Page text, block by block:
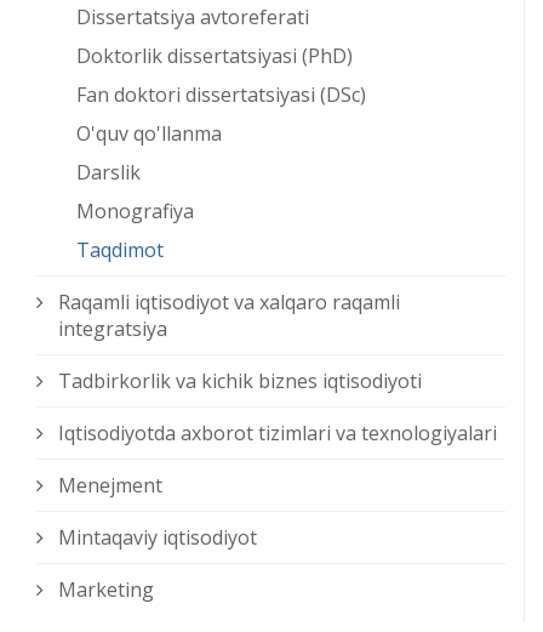
Dissertatsiya avtoreferati
Doktorlik dissertatsiyasi (PhD)
Fan doktori dissertatsiyasi (DSc)
O'quv qo'llanma
Darslik
Monografiya
Taqdimot
Raqamli iqtisodiyot va xalqaro raqamli
integratsiya
Tadbirkorlik va kichik biznes iqtisodiyoti
Iqtisodiyotda axborot tizimlari va texnologiyalari
Menejment
Mintaqaviy iqtisodiyot
Marketing